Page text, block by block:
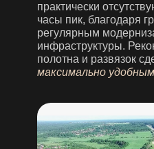
практически
часы пик, благодаря
регулярным
инфраструктуры.
полотна и развязок
максимально удобным